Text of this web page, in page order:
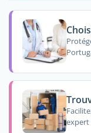
expert